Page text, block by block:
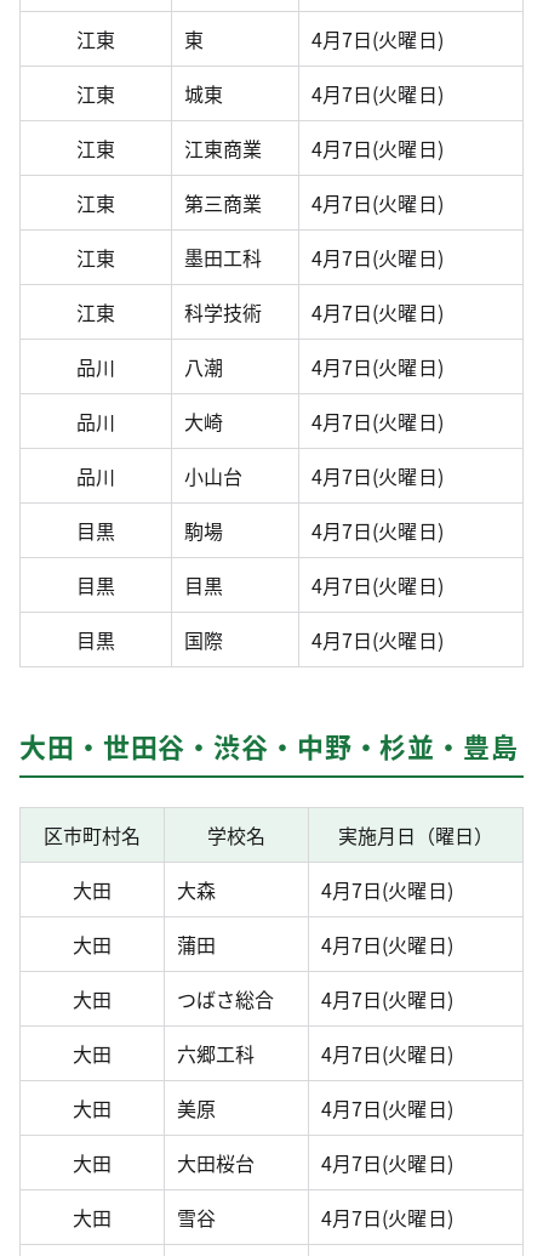
江東
東
4月7日(火曜日)
江東
城東
4月7日(火曜日)
江東
江東商業
4月7日(火曜日)
江東
第三商業
4月7日(火曜日)
江東
墨田工科
4月7日(火曜日)
江東
科学技術
4月7日(火曜日)
品川
八潮
4月7日(火曜日)
品川
大崎
4月7日(火曜日)
品川
小山台
4月7日(火曜日)
目黒
駒場
4月7日(火曜日)
目黒
目黒
4月7日(火曜日)
目黒
国際 4月7日(火曜日)
大田・世田谷・渋谷・中野・杉並・豊島
区市町村名 学校名
実施月日（曜日）
大田
大森
4月7日(火曜日)
大田
蒲田
4月7日(火曜日)
大田
つばさ総合
4月7日(火曜日)
大田
六郷工科
4月7日(火曜日)
大田
美原
4月7日(火曜日)
大田
大田桜台
4月7日(火曜日)
大田
雪谷
4月7日(火曜日)